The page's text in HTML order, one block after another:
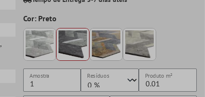
,
Cor: Preto
Amostra Resíduos Produto m²